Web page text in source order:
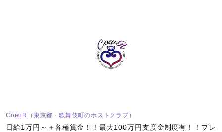
CoeuR（東京都・歌舞伎町のホストクラブ）
日給1万円～＋各種賞金！！最大100万円支度金制度有！！プレ